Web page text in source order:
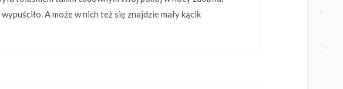
A może w nich też się znajdzie mały kącik